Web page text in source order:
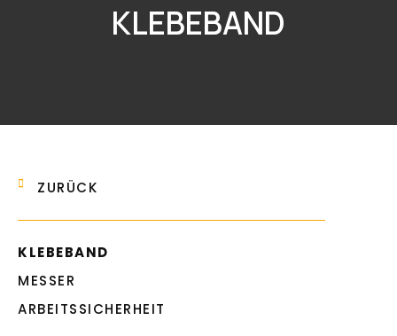
KLEBEBAND
ZURÜCK
KLEBEBAND
MESSER
ARBEITSSICHERHEIT